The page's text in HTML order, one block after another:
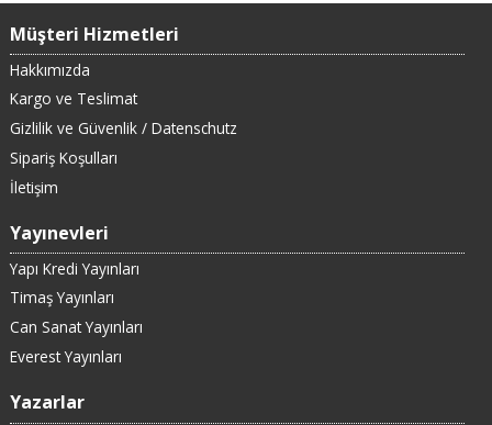
Müşteri Hizmetleri
Hakkımızda
Kargo ve Teslimat
Gizlilik ve Güvenlik / Datenschutz
Sipariş Koşulları
İletişim
Yayınevleri
Yapı Kredi Yayınları
Timaş Yayınları
Can Sanat Yayınları
Everest Yayınları
Yazarlar